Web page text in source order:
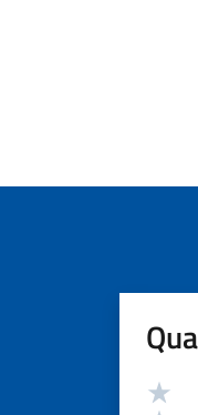
Valutazione